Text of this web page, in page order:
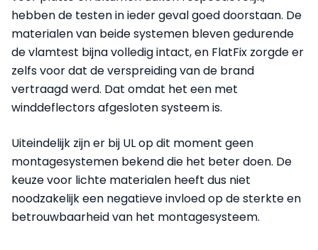
hebben de testen in ieder geval goed doorstaan. De
materialen van beide systemen bleven gedurende
de vlamtest bijna volledig intact, en FlatFix zorgde er
zelfs voor dat de verspreiding van de brand
vertraagd werd. Dat omdat het een met
winddeflectors afgesloten systeem is.
Uiteindelijk zijn er bij UL op dit moment geen
montagesystemen bekend die het beter doen. De
keuze voor lichte materialen heeft dus niet
noodzakelijk een negatieve invloed op de sterkte en
betrouwbaarheid van het montagesysteem.